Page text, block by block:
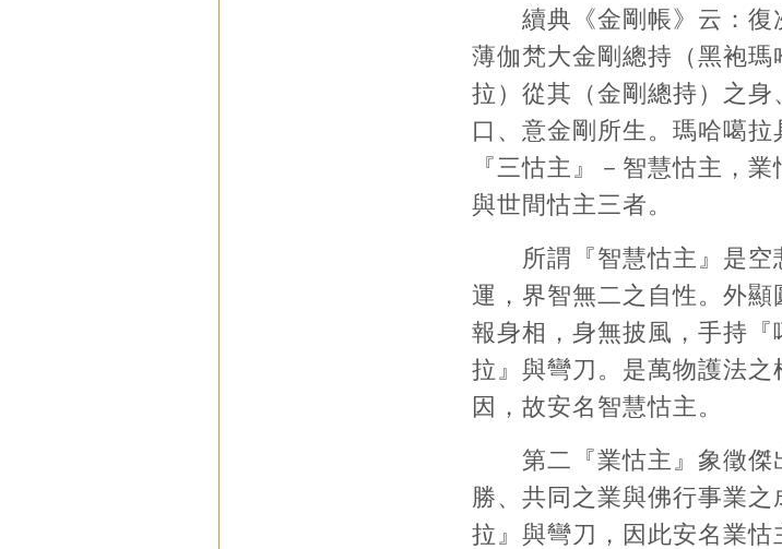
續典《金剛帳》云：復
薄伽梵大金剛總持（黑袍瑪
拉）從其（金剛總持）之身
口、意金剛所生。瑪哈噶拉
『三怙主』－智慧怙主，業
與世間怙主三者。
所謂『智慧怙主』是空
運，界智無二之自性。外顯
報身相，身無披風，手持『
拉』與彎刀。是萬物護法之
因，故安名智慧怙主。
第二『業怙主』象徵傑
勝、共同之業與佛行事業
拉』與彎刀，因此安名業怙